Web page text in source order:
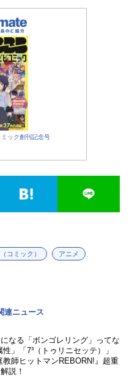
ミック創刊記念号
コミック） アニメ
連ニュース
なる「ボンゴレリング」ってな
」「7³（トゥリニセッテ）」
教師ヒットマンREBORN!』超重
説！